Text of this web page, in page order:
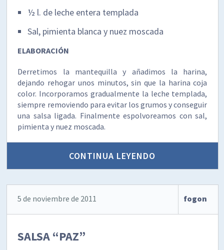
½ l. de leche entera templada
Sal, pimienta blanca y nuez moscada
ELABORACIÓN
Derretimos la mantequilla y añadimos la harina,
dejando rehogar unos minutos, sin que la harina coja
color. Incorporamos gradualmente la leche templada,
siempre removiendo para evitar los grumos y conseguir
una salsa ligada. Finalmente espolvoreamos con sal,
pimienta y nuez moscada.
CONTINUA LEYENDO
5 de noviembre de 2011 fogon
SALSA “PAZ”